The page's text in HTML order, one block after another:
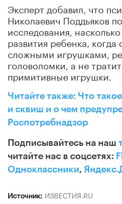
Эксперт добавил, что
Николаевич Поддьяков
исследования,
развития ребенка, когда
сложными игрушками,
головоломки, а не
примитивные игрушки.
Читайте также: Что
и сквиш и о чем
Роспотребнадзор
Подписывайтесь на наш
читайте нас в соцсетях:
Одноклассники,
Источник: ИЗВЕСТИЯ.RU